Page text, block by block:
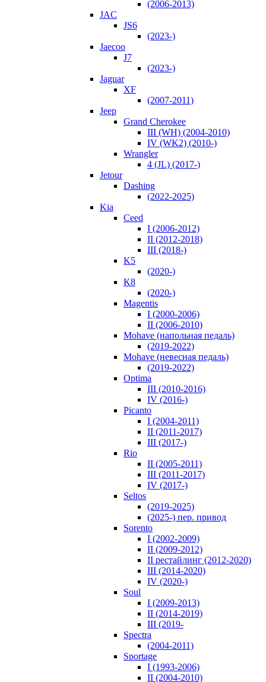
(2006-2013)
JAC
JS6
(2023-)
Jaecoo
J7
(2023-)
Jaguar
XF
(2007-2011)
Jeep
Grand Cherokee
III (WH) (2004-2010)
IV (WK2) (2010-)
Wrangler
4 (JL) (2017-)
Jetour
Dashing
(2022-2025)
Kia
Ceed
I (2006-2012)
II (2012-2018)
III (2018-)
K5
(2020-)
K8
(2020-)
Magentis
I (2000-2006)
II (2006-2010)
Mohave (напольная педаль)
(2019-2022)
Mohave (невесная педаль)
(2019-2022)
Optima
III (2010-2016)
IV (2016-)
Picanto
I (2004-2011)
II (2011-2017)
III (2017-)
Rio
II (2005-2011)
III (2011-2017)
IV (2017-)
Seltos
(2019-2025)
(2025-) пер. привод
Sorento
I (2002-2009)
II (2009-2012)
II рестайлинг (2012-2020)
III (2014-2020)
IV (2020-)
Soul
I (2009-2013)
II (2014-2019)
III (2019-
Spectra
(2004-2011)
Sportage
I (1993-2006)
II (2004-2010)